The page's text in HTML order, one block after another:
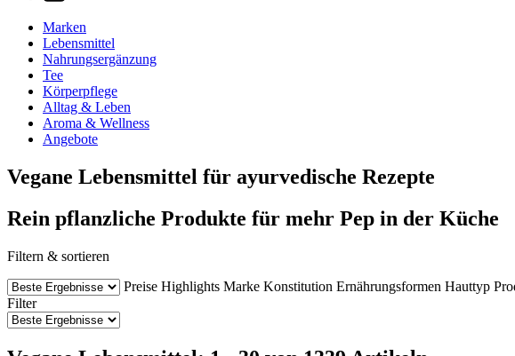
Marken
Lebensmittel
Nahrungsergänzung
Tee
Körperpflege
Alltag & Leben
Aroma & Wellness
Angebote
Vegane Lebensmittel für ayurvedische Rezepte
Rein pflanzliche Produkte für mehr Pep in der Küche
Filtern & sortieren
Preise Highlights Marke Konstitution Ernährungsformen Hauttyp
Filter